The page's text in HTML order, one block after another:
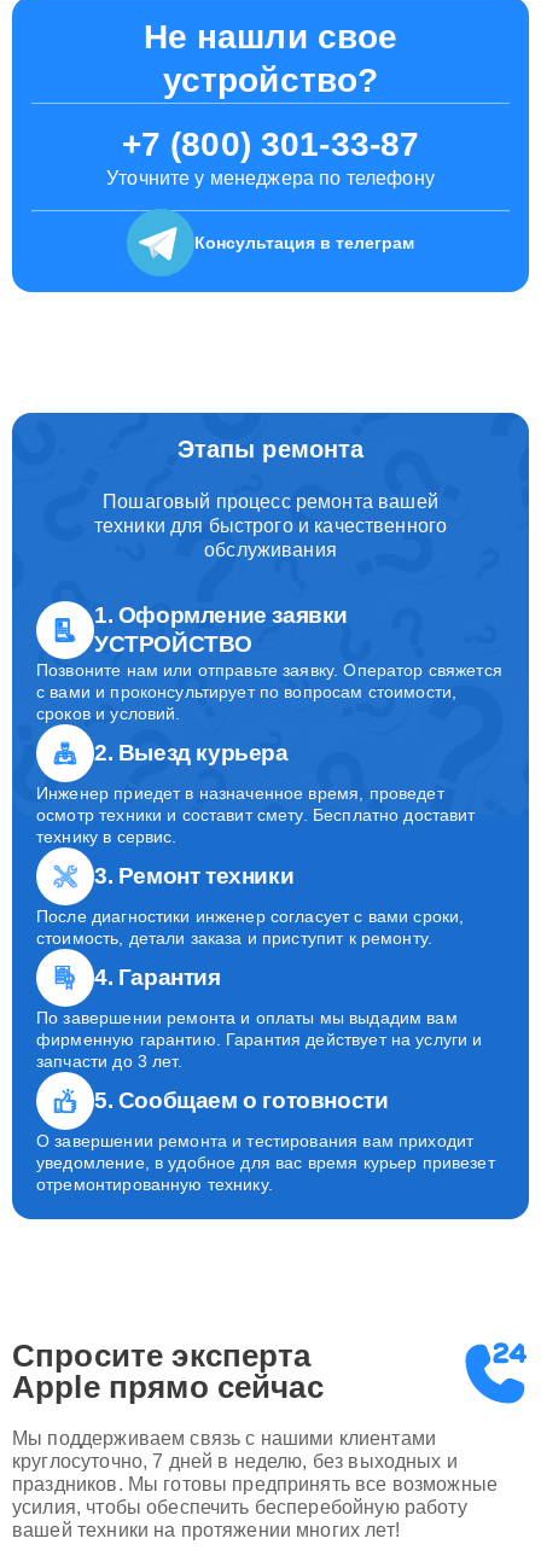
Не нашли свое
устройство?
+7 (800) 301-33-87
Уточните у менеджера по телефону
Консультация в телеграм
Этапы ремонта
Пошаговый процесс ремонта вашей
техники для быстрого и качественного
обслуживания
1. Оформление заявки
УСТРОЙСТВО
Позвоните нам или отправьте заявку. Оператор свяжется
с вами и проконсультирует по вопросам стоимости,
сроков и условий.
2. Выезд курьера
Инженер приедет в назначенное время, проведет
осмотр техники и составит смету. Бесплатно доставит
технику в сервис.
3. Ремонт техники
После диагностики инженер согласует с вами сроки,
стоимость, детали заказа и приступит к ремонту.
4. Гарантия
По завершении ремонта и оплаты мы выдадим вам
фирменную гарантию. Гарантия действует на услуги и
запчасти до 3 лет.
5. Сообщаем о готовности
О завершении ремонта и тестирования вам приходит
уведомление, в удобное для вас время курьер привезет
отремонтированную технику.
Спросите эксперта
Apple прямо сейчас
Мы поддерживаем связь с нашими клиентами
круглосуточно, 7 дней в неделю, без выходных и
праздников. Мы готовы предпринять все возможные
усилия, чтобы обеспечить бесперебойную работу
вашей техники на протяжении многих лет!